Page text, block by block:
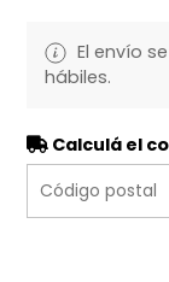
El envío
hábiles.
Calculá el